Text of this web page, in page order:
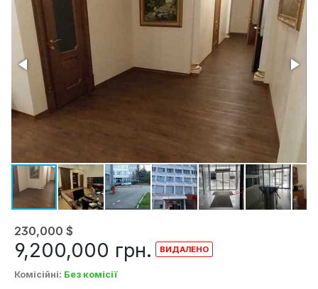
230,000 $
9,200,000 грн.
Комісійні: Без комісії